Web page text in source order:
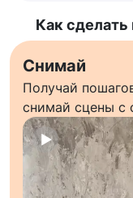
Как
Снимай
Получай
снимай сцены с